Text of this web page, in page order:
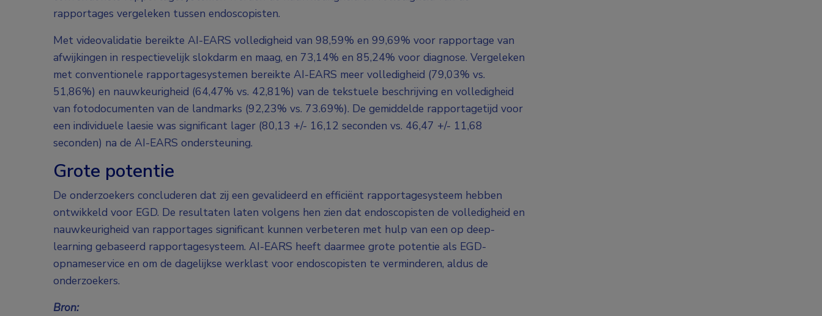
rapportages vergeleken tussen endoscopisten.
Met videovalidatie bereikte AI-EARS volledigheid van 98,59% en 99,69% voor rapportage van
afwijkingen in respectievelijk slokdarm en maag, en 73,14% en 85,24% voor diagnose. Vergeleken
met conventionele rapportagesystemen bereikte AI-EARS meer volledigheid (79,03% vs.
51,86%) en nauwkeurigheid (64,47% vs. 42,81%) van de tekstuele beschrijving en volledigheid
van fotodocumenten van de landmarks (92,23% vs. 73.69%). De gemiddelde rapportagetijd voor
een individuele laesie was significant lager (80,13 +/- 16,12 seconden vs. 46,47 +/- 11,68
seconden) na de AI-EARS ondersteuning.
Grote potentie
De onderzoekers concluderen dat zij een gevalideerd en efficiënt rapportagesysteem hebben
ontwikkeld voor EGD. De resultaten laten volgens hen zien dat endoscopisten de volledigheid en
nauwkeurigheid van rapportages significant kunnen verbeteren met hulp van een op deep-
learning gebaseerd rapportagesysteem. AI-EARS heeft daarmee grote potentie als EGD-
opnameservice en om de dagelijkse werklast voor endoscopisten te verminderen, aldus de
onderzoekers.
Bron: